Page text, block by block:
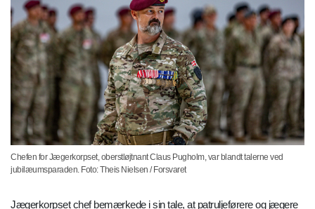
Chefen for Jægerkorpset, oberstløjtnant Claus Pugholm, var blandt talerne ved
jubilæumsparaden. Foto: Theis Nielsen / Forsvaret
Jægerkorpset chef bemærkede i sin tale, at patruljeførere og jægere